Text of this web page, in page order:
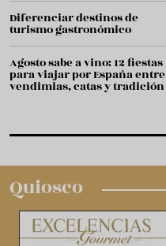
Diferenciar destinos de
turismo gastronómico
Agosto sabe a vino: 12 fiestas
para viajar por España entre
vendimias, catas y tradición
Quiosco